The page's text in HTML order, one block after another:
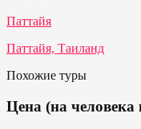
Паттайя
Паттайя, Таиланд
Похожие туры
Цена (на